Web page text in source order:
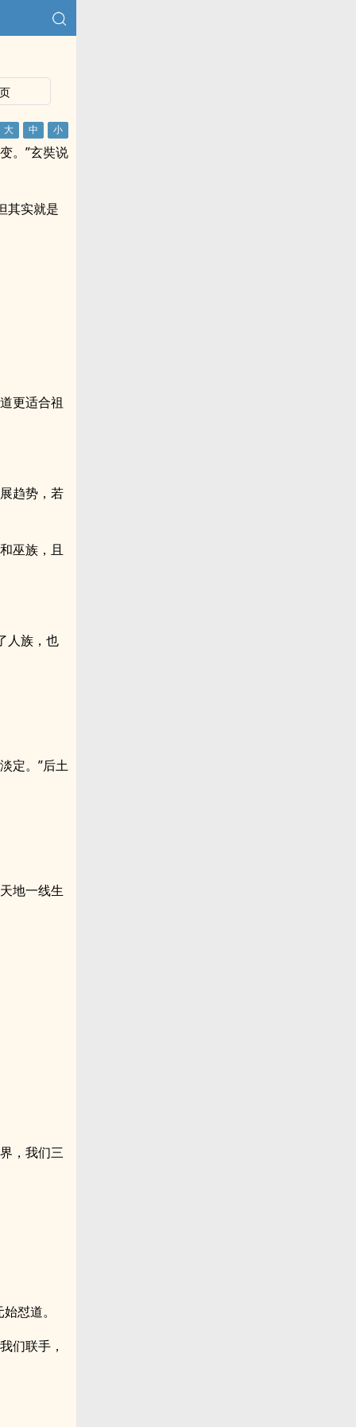
。”玄奘说
其实就是
更适合祖
趋势，若
巫族，且
人族，也
定。”后土
地一线生
，我们三
怼道。
们联手，